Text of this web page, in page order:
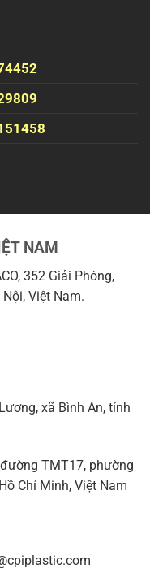
NAM
352 Giải Phóng,
Việt Nam.
xã Bình An, tỉnh
TMT17, phường
Chí Minh, Việt Nam